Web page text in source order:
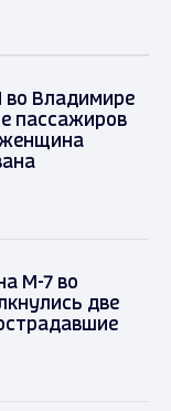
во Владимире
пассажиров
женщина
М-7 во
две